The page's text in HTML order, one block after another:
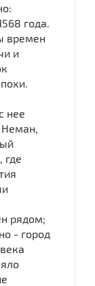
года.
времен
и
нее
рядом;
- город